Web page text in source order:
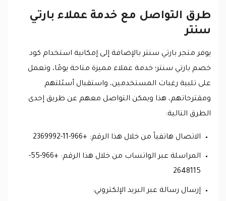
طرق التواصل مع خدمة عملاء بارتي
سنتر
يوفر متجر بارتي سنتر بالإضافة إلى إمكانية استخدام كود
خصم بارتي سنتر؛ خدمة عملاء مميزة متاحة يومًا، وتعمل
على تلبية رغبات المستخدمين، واستقبال أسئلتهم
ومقترحاتهم، هذا ويمكن التواصل معهم عن طريق إحدى
الطرق التالية:
الاتصال هاتفياً من خلال هذا الرقم: +966-11-2369992
المراسلة عبر الواتساب من خلال هذا الرقم: +966-55-
2648115
إرسال رسالة عبر البريد الإلكتروني: